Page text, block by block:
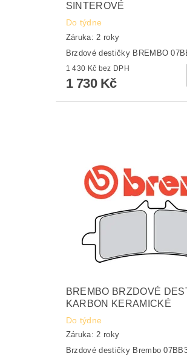
SINTEROVÉ
Do týdne
Záruka: 2 roky
Brzdové destičky BREMBO
1 430 Kč bez DPH
1 730 Kč
BREMBO BRZDOVÉ
KARBON KERAMICKÉ
Do týdne
Záruka: 2 roky
Brzdové destičky Brembo